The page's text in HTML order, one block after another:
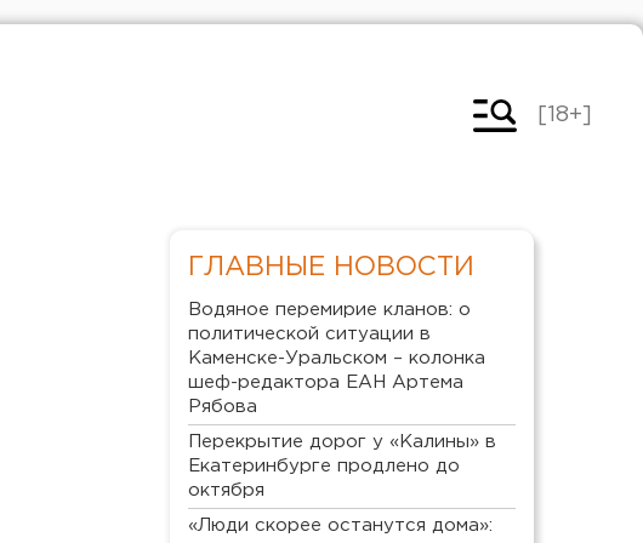
[18+]
ГЛАВНЫЕ НОВОСТИ
Водяное перемирие кланов: о
политической ситуации в
Каменске-Уральском – колонка
шеф-редактора ЕАН Артема
Рябова
Перекрытие дорог у «Калины» в
Екатеринбурге продлено до
октября
«Люди скорее останутся дома»: